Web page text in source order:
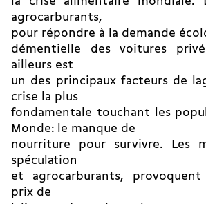
agrocarburants,
pour répondre à la demande
démentielle des voitures
ailleurs est
un des principaux facteurs de
crise la plus
fondamentale touchant les
Monde: le manque de
nourriture pour survivre. Les
spéculation
et agrocarburants, provoquent
prix de